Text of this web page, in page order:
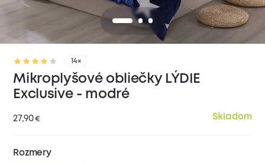
14×
Mikroplyšové obliečky LÝDIE
Exclusive - modré
27,90€ Skladom
Rozmery